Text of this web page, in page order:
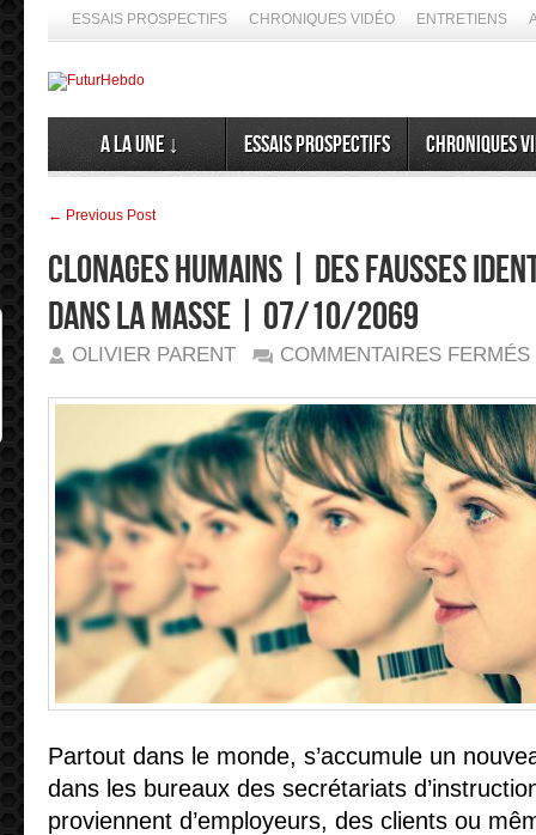
ESSAIS PROSPECTIFS CHRONIQUES VIDÉO ENTRETIENS
A la Une ↓ Essais prospectifs Chroniques
← Previous Post
Clonages humains | Des fausses
dans la masse | 07/10/2069
OLIVIER PARENT COMMENTAIRES FERMÉS
Partout dans le monde, s’accumule un
dans les bureaux des secrétariats
proviennent d’employeurs, des clients ou